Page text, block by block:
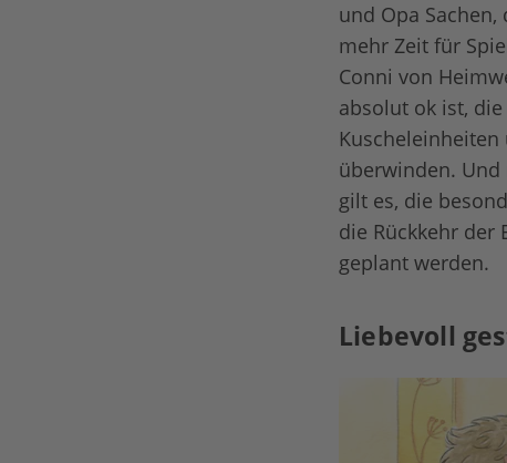
und Opa
mehr Zeit für
Conni von
absolut ok ist,
überwinden. Und
gilt es, die
die Rückkehr der
geplant werden.
Liebevoll